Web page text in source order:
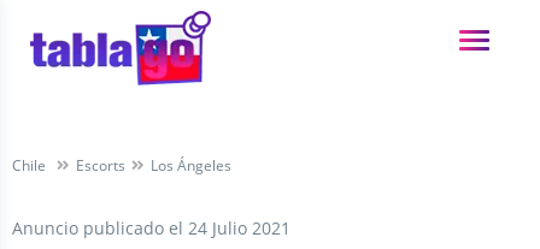
Chile Escorts Los Ángeles
Anuncio publicado el 24 Julio 2021